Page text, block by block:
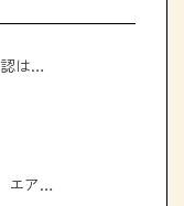
＼南の駅やえせ会議室の予約状況の確認はこちら！／
【お休みのお知らせ】テナント6店舗、エアコン取り換え工事について